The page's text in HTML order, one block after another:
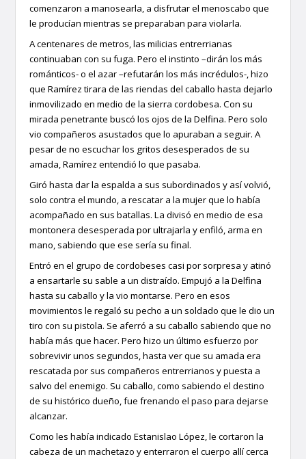
comenzaron a manosearla, a disfrutar el menoscabo que
le producían mientras se preparaban para violarla.
A centenares de metros, las milicias entrerrianas
continuaban con su fuga. Pero el instinto –dirán los más
románticos- o el azar –refutarán los más incrédulos-, hizo
que Ramírez tirara de las riendas del caballo hasta dejarlo
inmovilizado en medio de la sierra cordobesa. Con su
mirada penetrante buscó los ojos de la Delfina. Pero solo
vio compañeros asustados que lo apuraban a seguir. A
pesar de no escuchar los gritos desesperados de su
amada, Ramírez entendió lo que pasaba.
Giró hasta dar la espalda a sus subordinados y así volvió,
solo contra el mundo, a rescatar a la mujer que lo había
acompañado en sus batallas. La divisó en medio de esa
montonera desesperada por ultrajarla y enfiló, arma en
mano, sabiendo que ese sería su final.
Entró en el grupo de cordobeses casi por sorpresa y atinó
a ensartarle su sable a un distraído. Empujó a la Delfina
hasta su caballo y la vio montarse. Pero en esos
movimientos le regaló su pecho a un soldado que le dio un
tiro con su pistola. Se aferró a su caballo sabiendo que no
había más que hacer. Pero hizo un último esfuerzo por
sobrevivir unos segundos, hasta ver que su amada era
rescatada por sus compañeros entrerrianos y puesta a
salvo del enemigo. Su caballo, como sabiendo el destino
de su histórico dueño, fue frenando el paso para dejarse
alcanzar.
Como les había indicado Estanislao López, le cortaron la
cabeza de un machetazo y enterraron el cuerpo allí cerca